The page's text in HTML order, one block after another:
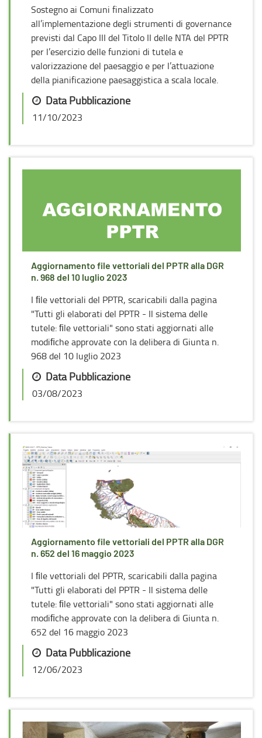
Sostegno ai Comuni finalizzato
all’implementazione degli strumenti di governance
previsti dal Capo III del Titolo II delle NTA del PPTR
per l’esercizio delle funzioni di tutela e
valorizzazione del paesaggio e per l’attuazione
della pianificazione paesaggistica a scala locale.
Data Pubblicazione
11/10/2023
Aggiornamento file vettoriali del PPTR alla DGR
n. 968 del 10 luglio 2023
I ﬁle vettoriali del PPTR, scaricabili dalla pagina
"Tutti gli elaborati del PPTR - Il sistema delle
tutele: ﬁle vettoriali" sono stati aggiornati alle
modiﬁche approvate con la delibera di Giunta n.
968 del 10 luglio 2023
Data Pubblicazione
03/08/2023
Aggiornamento file vettoriali del PPTR alla DGR
n. 652 del 16 maggio 2023
I ﬁle vettoriali del PPTR, scaricabili dalla pagina
"Tutti gli elaborati del PPTR - Il sistema delle
tutele: ﬁle vettoriali" sono stati aggiornati alle
modiﬁche approvate con la delibera di Giunta n.
652 del 16 maggio 2023
Data Pubblicazione
12/06/2023